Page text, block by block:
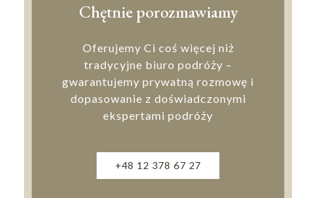
Chętnie porozmawiamy
Oferujemy Ci coś więcej niż
tradycyjne biuro podróży –
gwarantujemy prywatną rozmowę i
dopasowanie z doświadczonymi
ekspertami podróży
+48 12 378 67 27